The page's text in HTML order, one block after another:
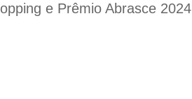
e Prêmio Abrasce 2024